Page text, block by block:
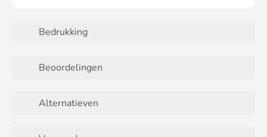
Bedrukking
Beoordelingen
Alternatieven